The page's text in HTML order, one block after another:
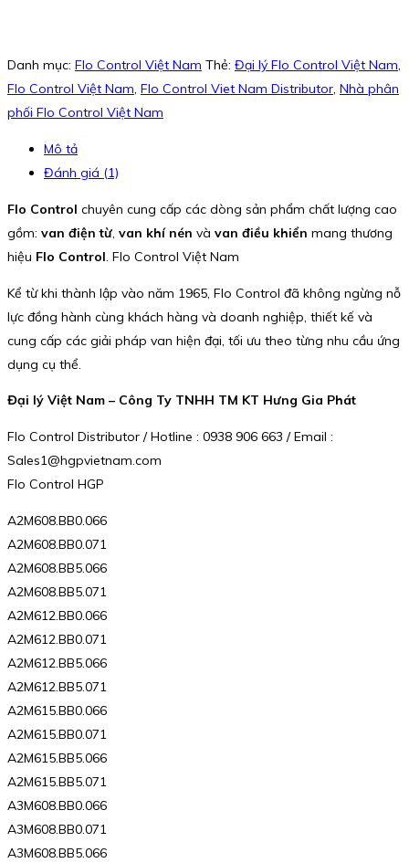
Danh mục: Flo Control Việt Nam Thẻ: Đại lý Flo Control Việt Nam,
Flo Control Việt Nam, Flo Control Viet Nam Distributor, Nhà phân
phối Flo Control Việt Nam
Mô tả
Đánh giá (1)
Flo Control chuyên cung cấp các dòng sản phẩm chất lượng cao
gồm: van điện từ, van khí nén và van điều khiển mang thương
hiệu Flo Control. Flo Control Việt Nam
Kể từ khi thành lập vào năm 1965, Flo Control đã không ngừng nỗ
lực đồng hành cùng khách hàng và doanh nghiệp, thiết kế và
cung cấp các giải pháp van hiện đại, tối ưu theo từng nhu cầu ứng
dụng cụ thể.
Đại lý Việt Nam – Công Ty TNHH TM KT Hưng Gia Phát
Flo Control Distributor / Hotline : 0938 906 663 / Email :
Sales1@hgpvietnam.com
Flo Control HGP
A2M608.BB0.066
A2M608.BB0.071
A2M608.BB5.066
A2M608.BB5.071
A2M612.BB0.066
A2M612.BB0.071
A2M612.BB5.066
A2M612.BB5.071
A2M615.BB0.066
A2M615.BB0.071
A2M615.BB5.066
A2M615.BB5.071
A3M608.BB0.066
A3M608.BB0.071
A3M608.BB5.066